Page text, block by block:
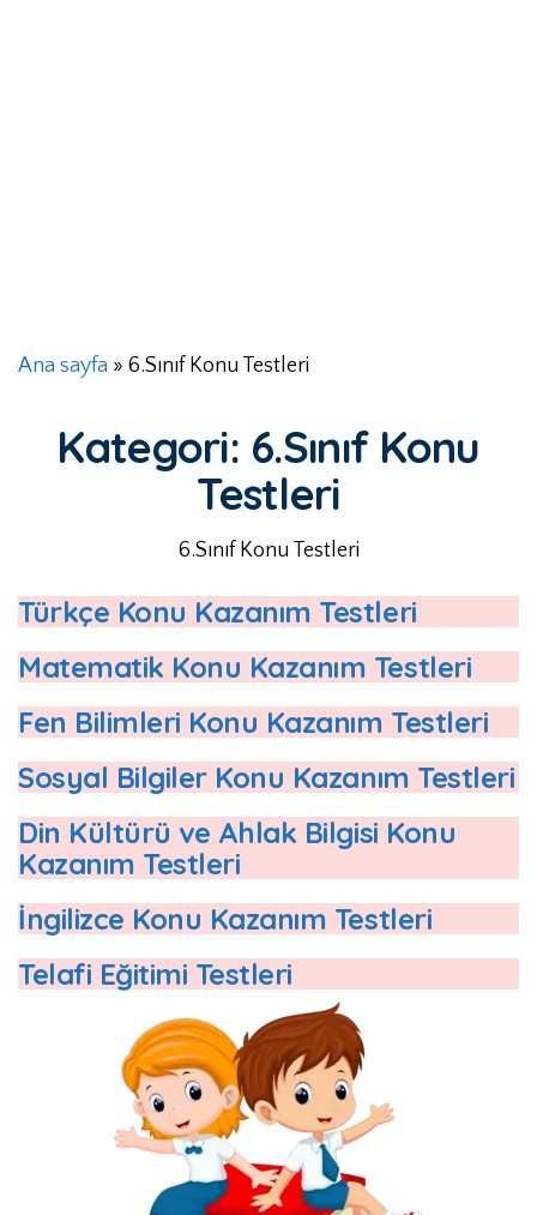
Ana sayfa » 6.Sınıf Konu Testleri
Kategori: 6.Sınıf Konu
Testleri
6.Sınıf Konu Testleri
Türkçe Konu Kazanım Testleri
Matematik Konu Kazanım Testleri
Fen Bilimleri Konu Kazanım Testleri
Sosyal Bilgiler Konu Kazanım Testleri
Din Kültürü ve Ahlak Bilgisi Konu
Kazanım Testleri
İngilizce Konu Kazanım Testleri
Telafi Eğitimi Testleri